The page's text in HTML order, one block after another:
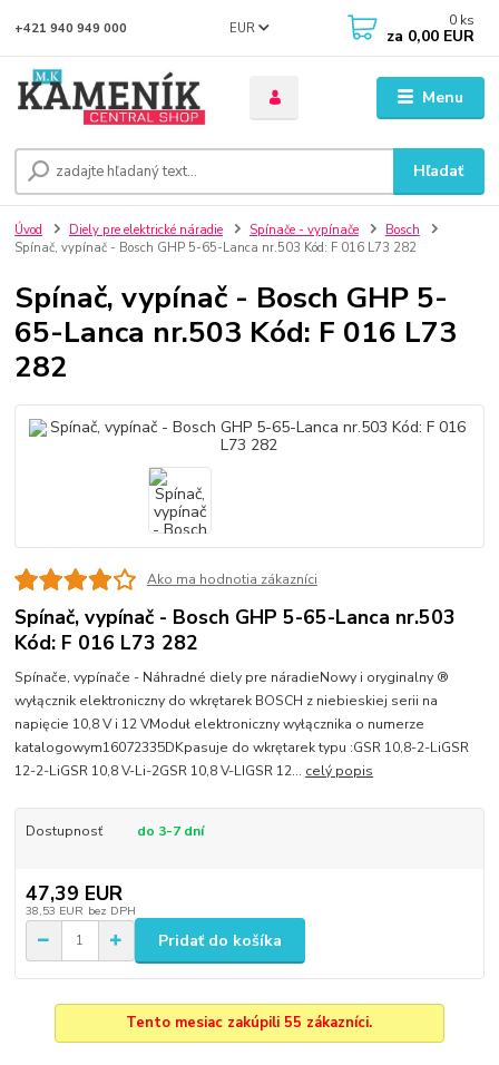
Menu
EUR
Hľadať
+421 940 949 000 0 ks
za 0,00 EUR
Úvod Diely pre elektrické náradie Spínače - vypínače
Bosch
Spínač, vypínač - Bosch GHP 5-65-Lanca nr.503 Kód: F 016 L73 282
Spínač, vypínač - Bosch GHP 5-
65-Lanca nr.503 Kód: F 016 L73
282
Ako ma hodnotia zákazníci
Spínač, vypínač - Bosch GHP 5-65-Lanca nr.503
Kód: F 016 L73 282
Spínače, vypínače - Náhradné diely pre náradieNowy i oryginalny ®
wyłącznik elektroniczny do wkrętarek BOSCH z niebieskiej serii na
napięcie 10,8 V i 12 VModuł elektroniczny wyłącznika o numerze
katalogowym16072335DKpasuje do wkrętarek typu :GSR 10,8-2-LiGSR
12-2-LiGSR 10,8 V-Li-2GSR 10,8 V-LIGSR 12... celý popis
Dostupnosť do 3-7 dní
47,39 EUR
38,53 EUR bez DPH
Pridať do košíka
Tento mesiac zakúpili 55 zákazníci.